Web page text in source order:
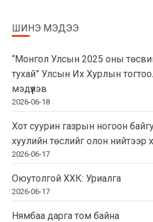
ШИНЭ МЭДЭЭ
“Монгол Улсын 2025 оны
тухай” Улсын Их Хурлын
мэдүүлэв
2026-06-18
Хот суурин газрын ногоон
хуулийн төслийг олон нийтээр
2026-06-17
Оюутолгой ХХК: Уриалга
2026-06-17
Нямбаа дарга том байна